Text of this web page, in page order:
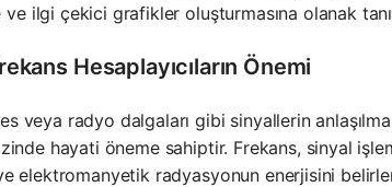
ilgi çekici grafikler oluşturmasına olanak
Hesaplayıcıların Önemi
veya radyo dalgaları gibi sinyallerin
hayati öneme sahiptir. Frekans, sinyal
elektromanyetik radyasyonun enerjisini